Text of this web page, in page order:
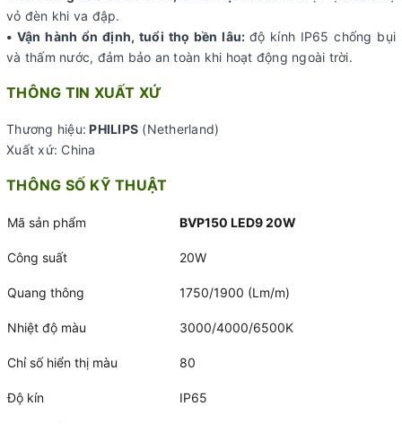
vỏ đèn khi va đập.
• Vận hành ổn định, tuổi thọ bền lâu: độ kính IP65 chống bụi
và thấm nước, đảm bảo an toàn khi hoạt động ngoài trời.
THÔNG TIN XUẤT XỨ
Thương hiệu: PHILIPS (Netherland)
Xuất xứ: China
THÔNG SỐ KỸ THUẬT
Mã sản phẩm BVP150 LED9 20W
Công suất 20W
Quang thông 1750/1900 (Lm/m)
Nhiệt độ màu 3000/4000/6500K
Chỉ số hiển thị màu 80
Độ kín IP65